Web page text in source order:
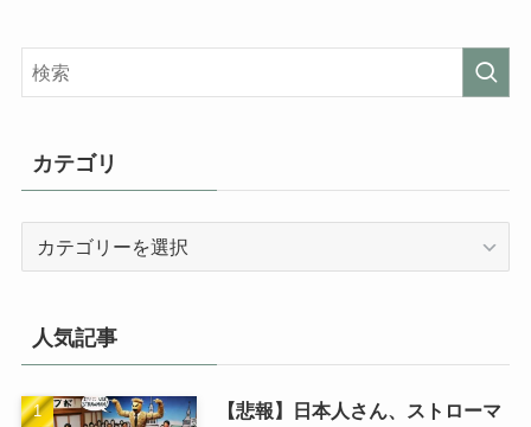
カテゴリ
人気記事
【悲報】日本人さん、ストローマ